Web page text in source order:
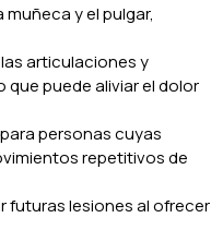
y el pulgar,
articulaciones y
puede aliviar el dolor
personas cuyas
repetitivos de
futuras lesiones al ofrecer